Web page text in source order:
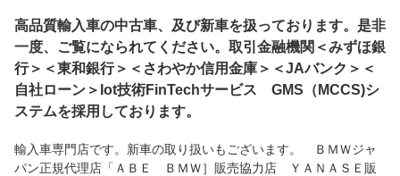
高品質輸入車の中古車、及び新車を扱っております。是非
一度、ご覧になられてください。取引金融機関＜みずほ銀
行＞＜東和銀行＞＜さわやか信用金庫＞＜JAバンク＞＜
自社ローン＞Iot技術FinTechサービス GMS（MCCS)シ
ステムを採用しております。
輸入車専門店です。新車の取り扱いもございます。 ＢＭＷジャ
パン正規代理店「ＡＢＥ ＢＭＷ］販売協力店 ＹＡＮＡＳＥ販